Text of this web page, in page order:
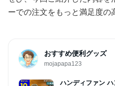
ーでの注文をもっと満足度の
おすすめ便利グッズ
mojapapa123
ハンディファン